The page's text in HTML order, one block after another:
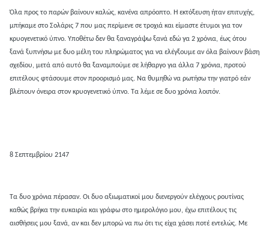
Όλα προς το παρών βαίνουν καλώς, κανένα απρόοπτο. Η εκτόξευση ήταν επιτυχής,
μπήκαμε στο Σολάρις 7 που μας περίμενε σε τροχιά και είμαστε έτυμοι για τον
κρυογενετικό ύπνο. Υποθέτω δεν θα ξαναγράψω ξανά εδώ γα 2 χρόνια, έως ότου
ξανά ξυπνήσω με δυο μέλη του πληρώματος για να ελέγξουμε αν όλα βαίνουν βάση
σχεδίου, μετά από αυτό θα ξαναμπούμε σε λήθαργο για άλλα 7 χρόνια, προτού
επιτέλους φτάσουμε στον προορισμό μας. Να θυμηθώ να ρωτήσω την γιατρό εάν
βλέπουν όνειρα στον κρυογενετικό ύπνο. Τα λέμε σε δυο χρόνια λοιπόν.
8 Σεπτεμβρίου 2147
Τα δυο χρόνια πέρασαν. Οι δυο αξιωματικοί μου διενεργούν ελέγχους ρουτίνας
καθώς βρήκα την ευκαιρία και γράφω στο ημερολόγιο μου, έχω επιτέλους τις
αισθήσεις μου ξανά, αν και δεν μπορώ να πω ότι τις είχα χάσει ποτέ εντελώς. Με